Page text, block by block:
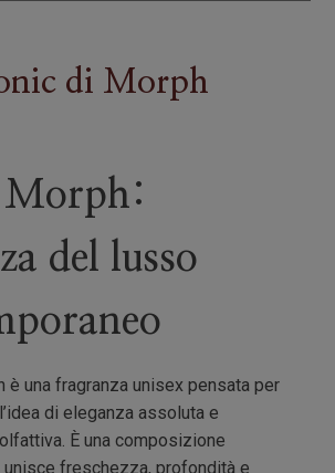
di Morph
del lusso
è una fragranza unisex pensata per
di eleganza assoluta e
È una composizione
freschezza, profondità e